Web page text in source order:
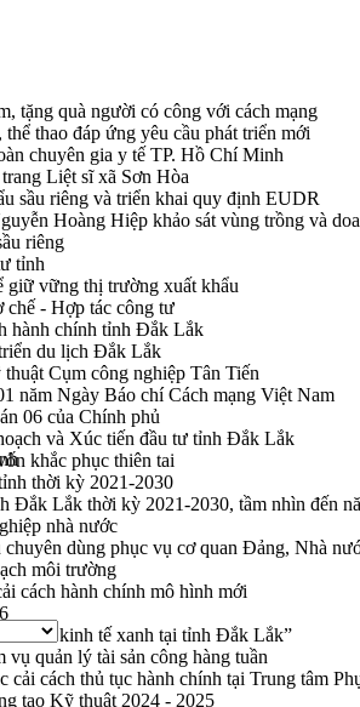
tặng quà người có công với cách mạng
thao đáp ứng yêu cầu phát triển mới
chuyên gia y tế TP. Hồ Chí Minh
Liệt sĩ xã Sơn Hòa
sầu riêng và triển khai quy định EUDR
Hoàng Hiệp khảo sát vùng trồng và
riêng
tỉnh
vững thị trường xuất khẩu
chế - Hợp tác công tư
hành chính tỉnh Đắk Lắk
du lịch Đắk Lắk
Cụm công nghiệp Tân Tiến
năm Ngày Báo chí Cách mạng Việt Nam
06 của Chính phủ
và Xúc tiến đầu tư tỉnh Đắk Lắk
khắc phục thiên tai
thời kỳ 2021-2030
Đắk Lắk thời kỳ 2021-2030, tầm nhìn đến
nhà nước
dùng phục vụ cơ quan Đảng, Nhà
môi trường
cách hành chính mô hình mới
nền kinh tế xanh tại tỉnh Đắk Lắk”
quản lý tài sản công hàng tuần
cách thủ tục hành chính tại Trung tâm
tạo Kỹ thuật 2024 - 2025